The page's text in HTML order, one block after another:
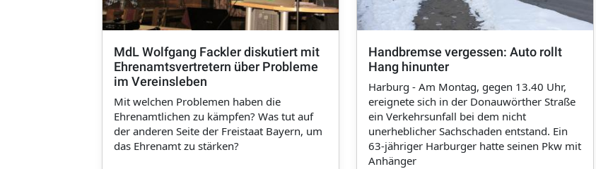
MdL Wolfgang Fackler diskutiert mit
Ehrenamtsvertretern über Probleme
im Vereinsleben
Mit welchen Problemen haben die
Ehrenamtlichen zu kämpfen? Was tut auf
der anderen Seite der Freistaat Bayern, um
das Ehrenamt zu stärken?
Handbremse vergessen: Auto rollt
Hang hinunter
Harburg - Am Montag, gegen 13.40 Uhr,
ereignete sich in der Donauwörther Straße
ein Verkehrsunfall bei dem nicht
unerheblicher Sachschaden entstand. Ein
63-jähriger Harburger hatte seinen Pkw mit
Anhänger